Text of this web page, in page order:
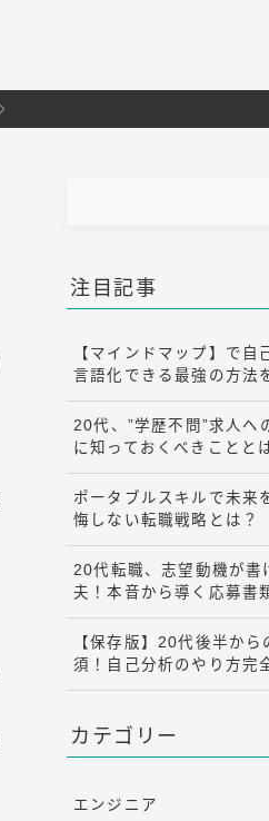
注目記事
【マインドマップ】で自
言語化できる最強の方法
20代、”学歴不問”求人へ
に知っておくべきことと
ポータブルスキルで未来
悔しない転職戦略とは？
20代転職、志望動機が書
夫！本音から導く応募書
【保存版】20代後半か
須！自己分析のやり方完
カテゴリー
エンジニア